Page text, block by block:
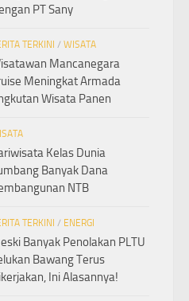
PT Sany
TERKINI / WISATA
Mancanegara
Meningkat Armada
Wisata Panen
Kelas Dunia
Banyak Dana
NTB
TERKINI / ENERGI
Banyak Penolakan PLTU
Bawang Terus
Ini Alasannya!